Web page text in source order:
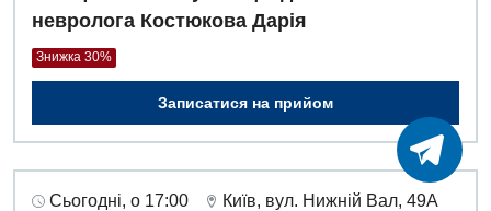
невролога Костюкова Дарія
Знижка 30%
Записатися на прийом
Сьогодні, о 17:00 Київ, вул. Нижній Вал, 49А